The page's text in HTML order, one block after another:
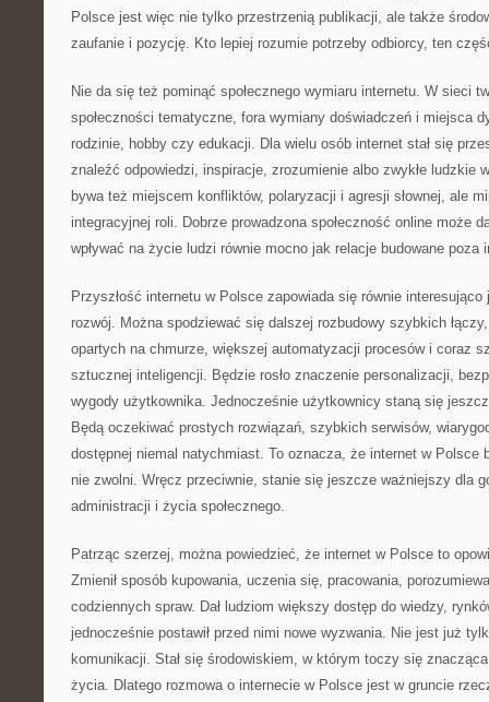
Polsce jest więc nie tylko przestrzenią publikacji, ale także
zaufanie i pozycję. Kto lepiej rozumie potrzeby odbiorcy, ten
Nie da się też pominąć społecznego wymiaru internetu. W sieci
społeczności tematyczne, fora wymiany doświadczeń i miejsca
rodzinie, hobby czy edukacji. Dla wielu osób internet stał się
znaleźć odpowiedzi, inspiracje, zrozumienie albo zwykłe ludzkie
bywa też miejscem konfliktów, polaryzacji i agresji słownej, ale
integracyjnej roli. Dobrze prowadzona społeczność online może
wpływać na życie ludzi równie mocno jak relacje budowane poza
Przyszłość internetu w Polsce zapowiada się równie
rozwój. Można spodziewać się dalszej rozbudowy szybkich
opartych na chmurze, większej automatyzacji procesów i coraz
sztucznej inteligencji. Będzie rosło znaczenie personalizacji,
wygody użytkownika. Jednocześnie użytkownicy staną się
Będą oczekiwać prostych rozwiązań, szybkich serwisów,
dostępnej niemal natychmiast. To oznacza, że internet w Polsce
nie zwolni. Wręcz przeciwnie, stanie się jeszcze ważniejszy dla
administracji i życia społecznego.
Patrząc szerzej, można powiedzieć, że internet w Polsce to
Zmienił sposób kupowania, uczenia się, pracowania,
codziennych spraw. Dał ludziom większy dostęp do wiedzy,
jednocześnie postawił przed nimi nowe wyzwania. Nie jest już
komunikacji. Stał się środowiskiem, w którym toczy się
życia. Dlatego rozmowa o internecie w Polsce jest w gruncie